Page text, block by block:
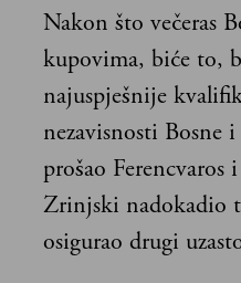
Nakon što večeras
kupovima, biće to,
najuspješnije
nezavisnosti Bosne
prošao
Zrinjski nadokadio
osigurao drugi